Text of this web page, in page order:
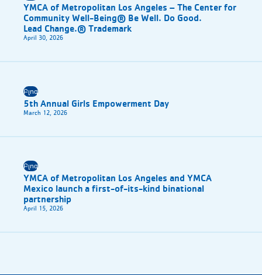
YMCA of Metropolitan Los Angeles – The Center for
Community Well-Being® Be Well. Do Good.
Lead Change.® Trademark
April 30, 2026
Բլոգ
5th Annual Girls Empowerment Day
March 12, 2026
Բլոգ
YMCA of Metropolitan Los Angeles and YMCA
Mexico launch a first-of-its-kind binational
partnership
April 15, 2026